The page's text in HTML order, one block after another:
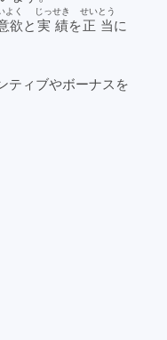
欲
よく
と 実績
じっせき
を正当
せいとう
に
ティブやボーナスを